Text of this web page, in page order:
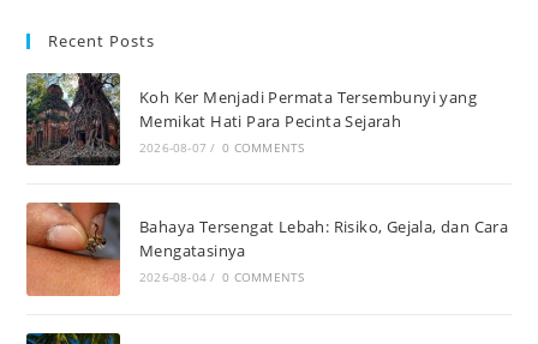
Recent Posts
Koh Ker Menjadi Permata Tersembunyi yang
Memikat Hati Para Pecinta Sejarah
2026-08-07 / 0 COMMENTS
Bahaya Tersengat Lebah: Risiko, Gejala, dan Cara
Mengatasinya
2026-08-04 / 0 COMMENTS